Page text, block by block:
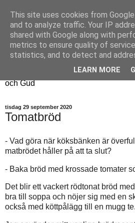
Fyren
Fyren finns för att sprida ljus i
För att påminna om guldkanterna i
Här samsas jakt, hantverk, odling,
och Gud
tisdag 29 september 2020
Tomatbröd
- Vad göra när köksbänken är
matbrödet håller på att ta slut?
- Baka bröd med krossade tomater
Det blir ett vackert rödtonat bröd
bra till soppa och nöjer sig med en
också med köttpålägg till en mugg te.
This site uses cookies from
and to analyze traffic. Your IP
shared with Google along with
metrics to ensure quality of
statistics, and to detect and
LEARN MORE